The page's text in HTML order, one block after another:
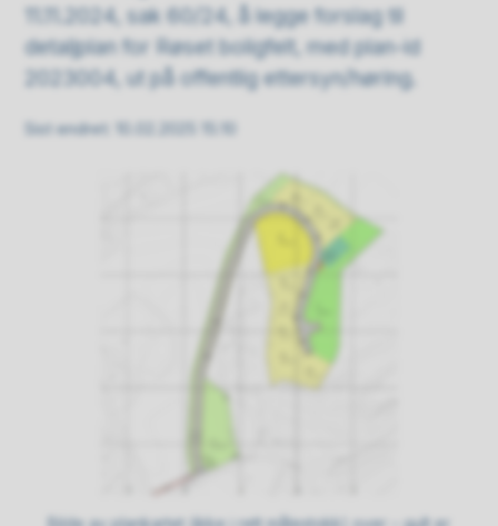
11.11.2024, sak 60/24, å legge forslag til
detaljplan for Røset boligfelt, med plan-id
2023004, ut på offentlig ettersyn/høring.
Sist endret